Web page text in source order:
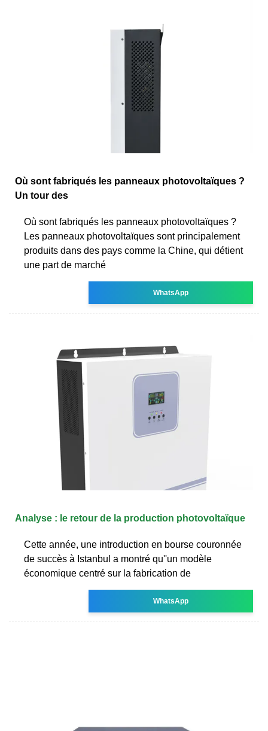
Où sont fabriqués les panneaux photovoltaïques ?
Un tour des
Où sont fabriqués les panneaux photovoltaïques ?
Les panneaux photovoltaïques sont principalement
produits dans des pays comme la Chine, qui détient
une part de marché
WhatsApp
Analyse : le retour de la production photovoltaïque
Cette année, une introduction en bourse couronnée
de succès à Istanbul a montré qu''un modèle
économique centré sur la fabrication de
WhatsApp